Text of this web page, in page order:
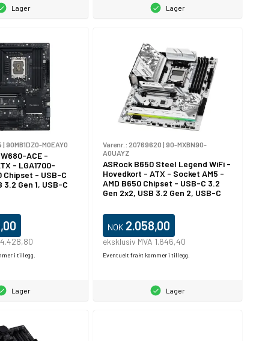
Lager Lager
| 90MB1DZ0-M0EAY0
ACE -
- LGA1700-
Chipset - USB-C
3.2 Gen 1, USB-C
HD-lyd (8-
i tillegg.
Lager
Varenr.: 20769620 | 90-MXBN90-
A0UAYZ
ASRock B650 Steel Legend WiFi -
Hovedkort - ATX - Socket AM5 -
AMD B650 Chipset - USB-C 3.2
Gen 2x2, USB 3.2 Gen 2, USB-C
Gigabit LAN, Wi-Fi 6E, Bluetooth -
innbygd grafikk (CPU kreves) -
HD-lyd (8-kanalers)
NOK 2.058,00
eksklusiv MVA 1.646,40
Eventuelt frakt kommer i tillegg.
Lager